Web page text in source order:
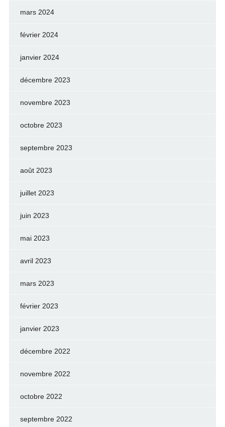
mars 2024
février 2024
janvier 2024
décembre 2023
novembre 2023
octobre 2023
septembre 2023
août 2023
juillet 2023
juin 2023
mai 2023
avril 2023
mars 2023
février 2023
janvier 2023
décembre 2022
novembre 2022
octobre 2022
septembre 2022